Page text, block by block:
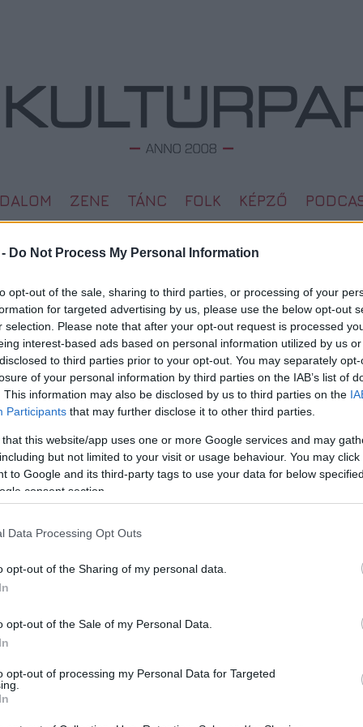
Do Not Process My Personal Information
opt-out of the sale, sharing to third parties, or processing of your
for targeted advertising by us, please use the below opt-out
selection. Please note that after your opt-out request is processed
interest-based ads based on personal information utilized by us
to third parties prior to your opt-out. You may separately
of your personal information by third parties on the IAB’s list of
This information may also be disclosed by us to third parties on the
Participants that may further disclose it to other third parties.
that this website/app uses one or more Google services and may
but not limited to your visit or usage behaviour. You may
to Google and its third-party tags to use your data for below
consent section.
Data Processing Opt Outs
opt-out of the Sharing of my personal data.
opt-out of the Sale of my Personal Data.
opt-out of processing my Personal Data for Targeted
ZENE TÁNC FOLK KÉPZŐ
2012. 01. 05.|Kultúrpart
Egy hónap és néhány nap múlva beindul az európai filmes
fesztiválidény. A sort Berlin kezdi, majd májusban Cannes,
szeptemberben pedig Velence folytatja. Az év első nagy
filmes eseménye, a 62. Berlini Nemzetközi Filmfesztivál,
vagyis a Berlinale február 9-én indul, és tíz napon át kínálja
majd – várhatóan nagy érdeklődés és sztárparádé
kíséretében – a jobbnál jobb filmeket.
tovább
Fesztiválon a MADY-BABY
2010. 11. 25.|Kultúrpart
A temesvári Csiky Gergely Állami Magyar Színház és a
Marosvásárhelyi Művészeti Egyetem közös produkciója,
Gianina Cãrbunariu:mady-baby című előadása november
Egyetemi Színházi Fesztiválon.
A kisfilmek és rövid animációs filmek lassan tipikus
filmfesztiváloknak is le kell nyelniük.
Top
A 10
A